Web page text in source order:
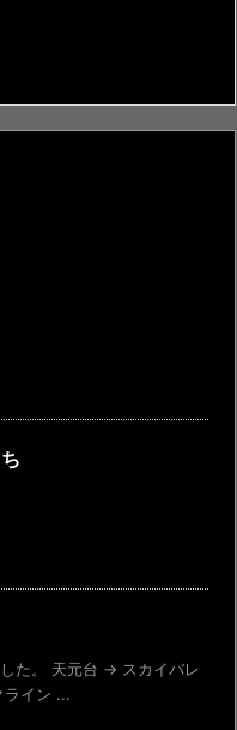
た。 天元台 → スカイバレ
イン ...